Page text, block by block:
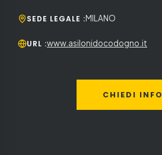
SEDE LEGALE :MILANO
URL :www.asilonidocodogno.it
CHIEDI INFO